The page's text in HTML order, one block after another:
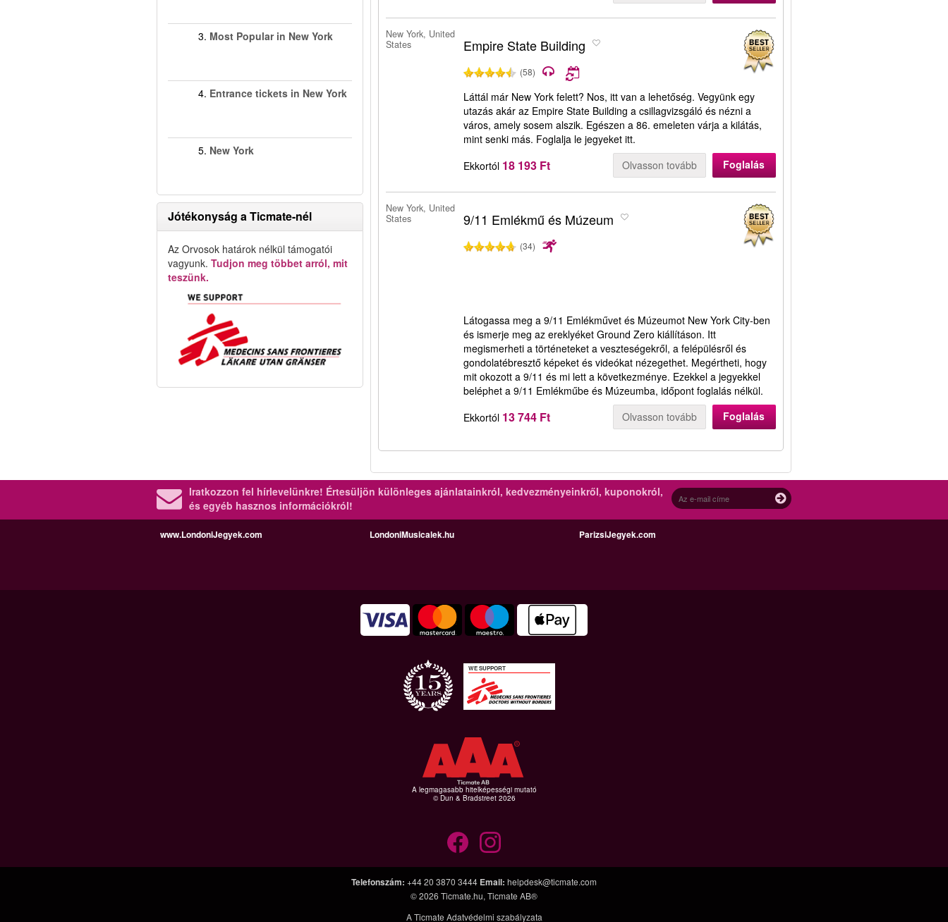
3. Most Popular in New York
4. Entrance tickets in New York
5. New York
Jótékonyság a Ticmate-nél
Az Orvosok határok nélkül támogatói
vagyunk. Tudjon meg többet arról, mit
teszünk.
New York, United
States
Empire State Building
(58)
Láttál már New York felett? Nos, itt van a lehetőség. Vegyünk egy
utazás akár az Empire State Building a csillagvizsgáló és nézni a
város, amely sosem alszik. Egészen a 86. emeleten várja a kilátás,
mint senki más. Foglalja le jegyeket itt.
Ekkortól 18 193 Ft Olvasson tovább Foglalás
New York, United
States
9/11 Emlékmű és Múzeum
(34)
Látogassa meg a 9/11 Emlékművet és Múzeumot New York City-ben
és ismerje meg az ereklyéket Ground Zero kiállításon. Itt
megismerheti a történeteket a veszteségekről, a felépülésről és
gondolatébresztő képeket és videókat nézegethet. Megértheti, hogy
mit okozott a 9/11 és mi lett a következménye. Ezekkel a jegyekkel
beléphet a 9/11 Emlékműbe és Múzeumba, időpont foglalás nélkül.
Ekkortól 13 744 Ft Olvasson tovább Foglalás
Iratkozzon fel hírlevelünkre! Értesüljön különleges ajánlatainkról, kedvezményeinkről, kuponokról,
és egyéb hasznos információkról!
www.LondoniJegyek.com LondoniMusicalek.hu ParizsiJegyek.com
WE SUPPORT
A legmagasabb hitelképességi mutató
© Dun & Bradstreet 2026
Telefonszám: +44 20 3870 3444 Email: helpdesk@ticmate.com
© 2026 Ticmate.hu, Ticmate AB®
A Ticmate Adatvédelmi szabályzata